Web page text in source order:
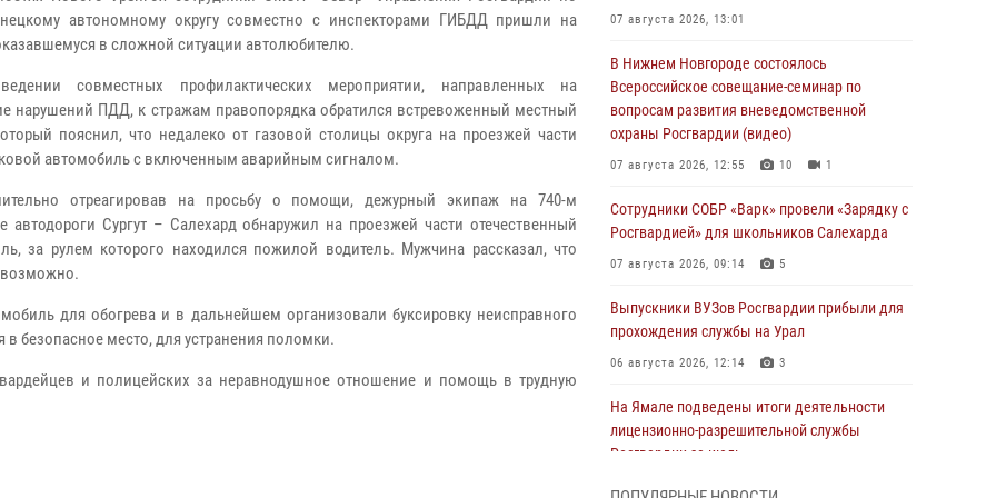
автономному округу совместно с инспекторами ГИБДД пришли на
в сложной ситуации автолюбителю.
совместных профилактических мероприятии, направленных на
нарушений ПДД, к стражам правопорядка обратился встревоженный местный
пояснил, что недалеко от газовой столицы округа на проезжей части
автомобиль с включенным аварийным сигналом.
отреагировав на просьбу о помощи, дежурный экипаж на 740-м
автодороги Сургут – Салехард обнаружил на проезжей части отечественный
за рулем которого находился пожилой водитель. Мужчина рассказал, что
для обогрева и в дальнейшем организовали буксировку неисправного
безопасное место, для устранения поломки.
и полицейских за неравнодушное отношение и помощь в трудную
07 августа 2026, 13:01
В Нижнем Новгороде состоялось
Всероссийское совещание-семинар по
вопросам развития вневедомственной
охраны Росгвардии (видео)
07 августа 2026, 12:55 10 1
Сотрудники СОБР «Варк» провели «Зарядку с
Росгвардией» для школьников Салехарда
07 августа 2026, 09:14 5
Выпускники ВУЗов Росгвардии прибыли для
прохождения службы на Урал
06 августа 2026, 12:14 3
На Ямале подведены итоги деятельности
лицензионно-разрешительной службы
Росгвардии за июль